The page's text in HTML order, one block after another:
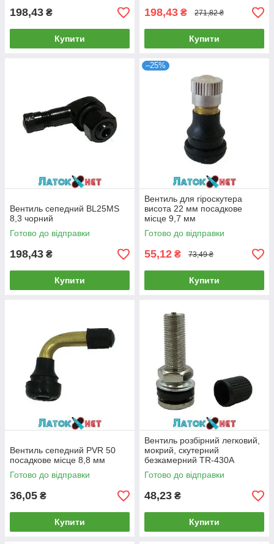
198,43 ₴
Купити
198,43 ₴ 271,82 ₴
Купити
Вентиль сепедний BL25MS
8,3 чорний
Готово до відправки
198,43 ₴
Купити
–25%
Вентиль для гіроскутера
висота 22 мм посадкове
місце 9,7 мм
Готово до відправки
55,12 ₴ 73,49 ₴
Купити
Вентиль сепедний PVR 50
посадкове місце 8,8 мм
Готово до відправки
36,05 ₴
Купити
Вентиль розбірний легковий,
мокрий, скутерний
безкамерний TR-430A
Готово до відправки
48,23 ₴
Купити